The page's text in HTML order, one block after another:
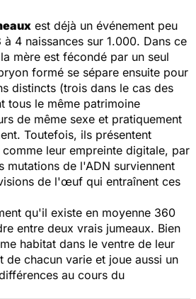
est déjà un événement peu
4 naissances sur 1.000. Dans ce
mère est fécondé par un seul
formé se sépare ensuite pour
distincts (trois dans le cas des
tous le même patrimoine
de même sexe et pratiquement
Toutefois, ils présentent
leur empreinte digitale, par
mutations de l'ADN surviennent
de l'œuf qui entraînent ces
qu'il existe en moyenne 360
entre deux vrais jumeaux. Bien
habitat dans le ventre de leur
de chacun varie et joue aussi un
au cours du